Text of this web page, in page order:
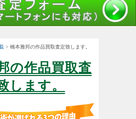
> 橋本雅邦の作品買取査定致します。
の作品買取査
します。